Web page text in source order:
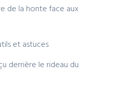
de la honte face aux
et astuces
derrière le rideau du